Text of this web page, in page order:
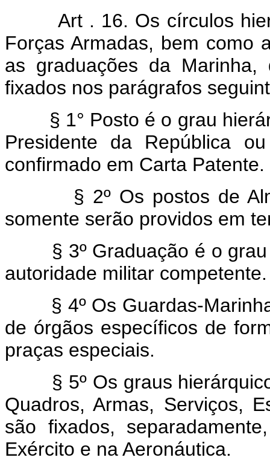
Art . 16. Os círculos
Forças Armadas, bem como
as graduações da
fixados nos parágrafos
§ 1° Posto é o grau
Presidente da República
confirmado em Carta Patente.
§ 2º Os postos de
somente serão providos em
§ 3º Graduação é o
autoridade militar competente.
§ 4º Os Guardas-
de órgãos específicos de
praças especiais.
§ 5º Os graus
Quadros, Armas, Serviços,
são fixados,
Exército e na Aeronáutica.